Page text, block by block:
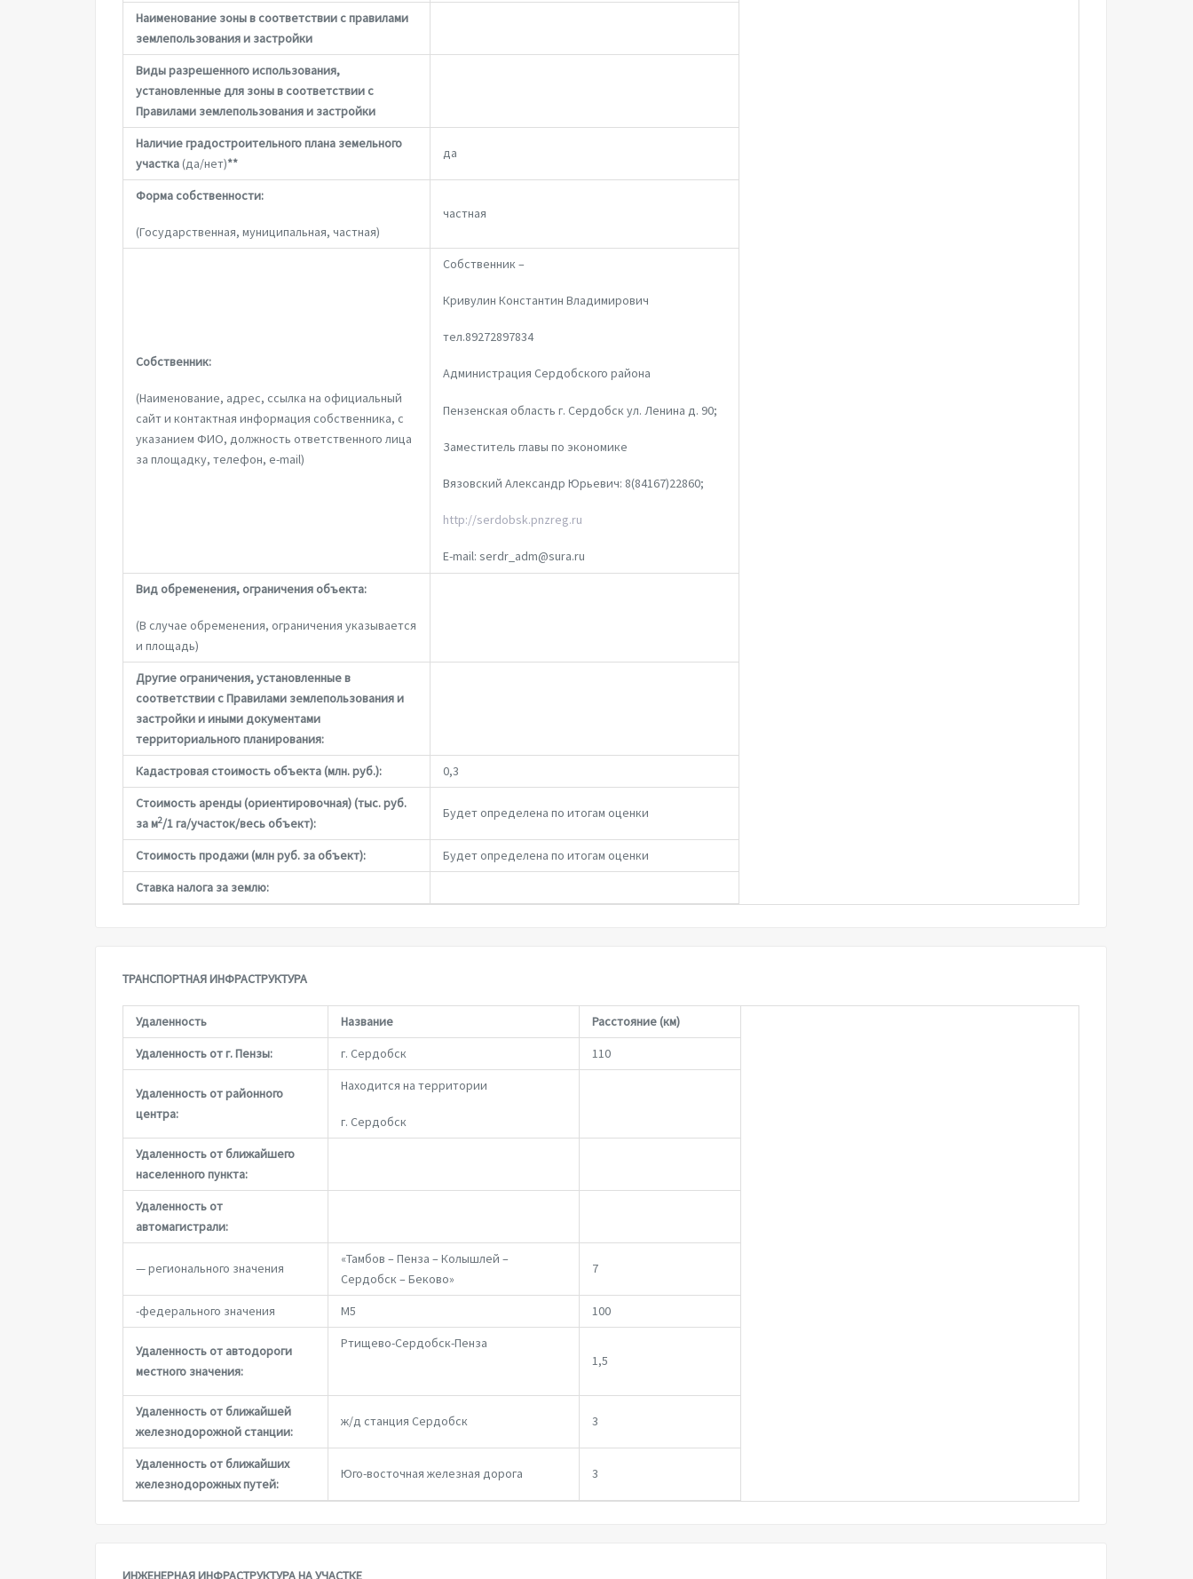
Наименование зоны в соответствии с правилами
землепользования и застройки
Виды разрешенного использования,
установленные для зоны в соответствии с
Правилами землепользования и застройки
Наличие градостроительного плана земельного
участка(да/нет)**
да
Форма собственности:
(Государственная, муниципальная, частная)
частная
Собственник:
(Наименование, адрес, ссылка на официальный
сайт и контактная информация собственника, с
указанием ФИО, должность ответственного лица
за площадку, телефон, e-mail)
Собственник –
Кривулин Константин Владимирович
тел.89272897834
Администрация Сердобского района
Пензенская область г. Сердобск ул. Ленина д. 90;
Заместитель главы по экономике
Вязовский Александр Юрьевич: 8(84167)22860;
http://serdobsk.pnzreg.ru
E-mail: serdr_adm@sura.ru
Вид обременения, ограничения объекта:
(В случае обременения, ограничения указывается
и площадь)
Другие ограничения, установленные в
соответствии с Правилами землепользования и
застройки и иными документами
территориального планирования:
Кадастровая стоимость объекта (млн. руб.):
0,3
Стоимость аренды (ориентировочная) (тыс. руб.
за м2/1 га/участок/весь объект):
Будет определена по итогам оценки
Стоимость продажи (млн руб. за объект):
Будет определена по итогам оценки
Ставка налога за землю:
ТРАНСПОРТНАЯ ИНФРАСТРУКТУРА
Удаленность Название
Расстояние (км)
Удаленность от г. Пензы:
г. Сердобск 110
Удаленность от районного
центра:
Находится на территории
г. Сердобск
Удаленность от ближайшего
населенного пункта:
Удаленность от
автомагистрали:
— регионального значения
«Тамбов – Пенза – Колышлей –
Сердобск – Беково»
7
-федерального значения М5 100
Удаленность от автодороги
местного значения:
Ртищево-Сердобск-Пенза
1,5
Удаленность от ближайшей
железнодорожной станции:
ж/д станция Сердобск 3
Удаленность от ближайших
железнодорожных путей:
Юго-восточная железная дорога 3
ИНЖЕНЕРНАЯ ИНФРАСТРУКТУРА НА УЧАСТКЕ